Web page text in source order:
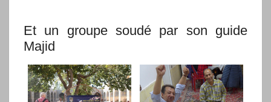
Et un groupe soudé par son guide
Majid